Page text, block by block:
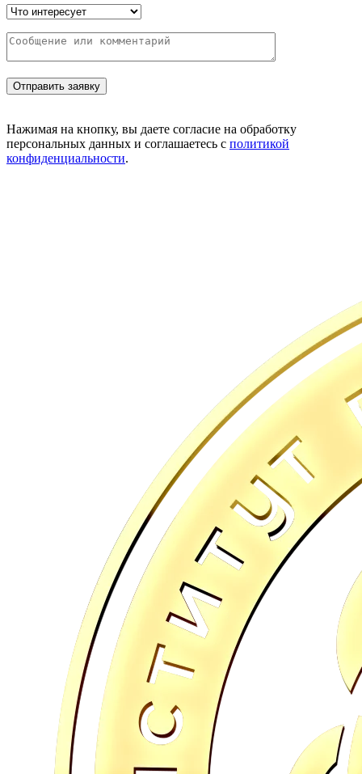
Нажимая на кнопку, вы даете согласие на обработку
персональных данных и соглашаетесь с политикой
конфиденциальности.